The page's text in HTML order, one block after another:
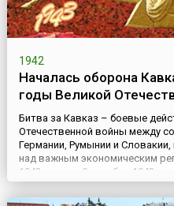
1942
Началась оборона
годы Великой
Битва за Кавказ – боевые
Отечественной войны между
Германии, Румынии и
над важным экономическим
1942 года по 9 октября 1943
наступление немецких войск,
31 декабря 1942), и